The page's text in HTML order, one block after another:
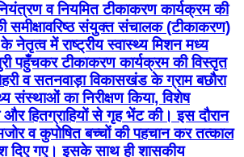
व नियमित टीकाकरण कार्यक्रम की
समीक्षा ​वरिष्ठ संयुक्त संचालक (टीकाकरण)
के नेतृत्व में राष्ट्रीय स्वास्थ्य मिशन मध्य
पहुँचकर टीकाकरण कार्यक्रम की विस्तृत
व सतनवाड़ा विकासखंड के ग्राम बछौरा
संस्थाओं का निरीक्षण किया, विशेष
हितग्राहियों से गृह भेंट की। इस दौरान
व कुपोषित बच्चों की पहचान कर तत्काल
दिए गए। इसके साथ ही शासकीय